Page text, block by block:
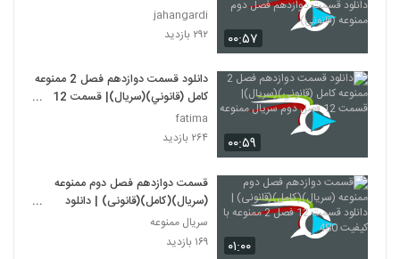
۰۰:۵۷
دانلود قسمت دوازدهم فصل دوم
ممنوعه (قانونی)
jahangardi
۲۹۲ بازدید
۰۰:۵۹
دانلود قسمت دوازدهم فصل 2 ممنوعه
کامل (قانوني)(سريال)| قسمت 12
فصل دوم سريال ممنوعه
fatima
۲۶۴ بازدید
۰۱:۰۰
قسمت دوازدهم فصل دوم ممنوعه
(سریال)(کامل)(قانونی) | دانلود
480
سریال ممنوعه
۱۶۹ بازدید